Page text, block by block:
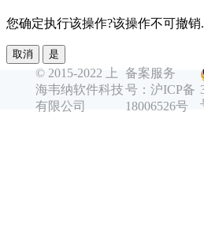
您确定执行该操作?该操作不可撤销.
取消 是
© 2015-2022 上
海韦纳软件科技
有限公司
备案服务
号：沪ICP备
18006526号